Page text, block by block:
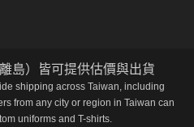
島）皆可提供估價與出貨
shipping across Taiwan, including
from any city or region in Taiwan can
uniforms and T-shirts.